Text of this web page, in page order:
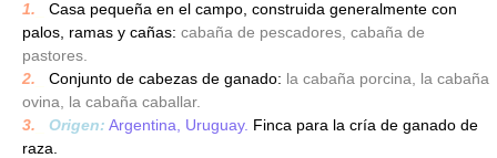
1.
Casa pequeña en el campo, construida generalmente con
palos, ramas y cañas: cabaña de pescadores, cabaña de
pastores.
2.
Conjunto de cabezas de ganado: la cabaña porcina, la cabaña
ovina, la cabaña caballar.
3.
Origen: Argentina, Uruguay. Finca para la cría de ganado de
raza.